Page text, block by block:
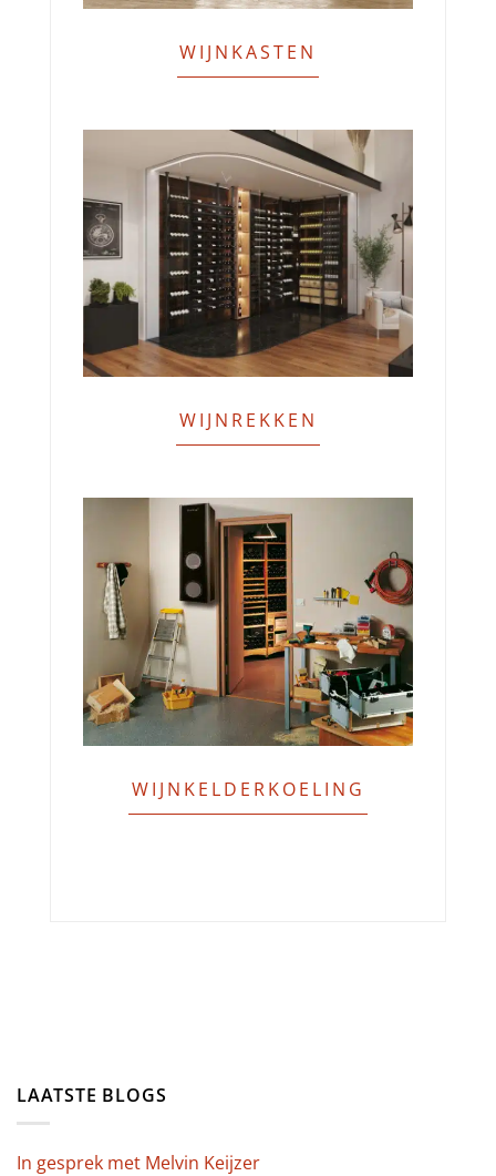
WIJNKASTEN
WIJNREKKEN
WIJNKELDERKOELING
LAATSTE BLOGS
In gesprek met Melvin Keijzer